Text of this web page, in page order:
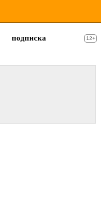
подписка
12+